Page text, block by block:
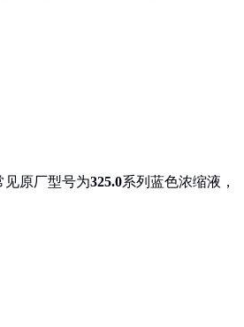
见原厂型号为325.0系列蓝色浓缩液，